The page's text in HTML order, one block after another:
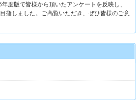
度版で皆様から頂いたアンケートを反映し、
指しました。ご高覧いただき、ぜひ皆様のご意